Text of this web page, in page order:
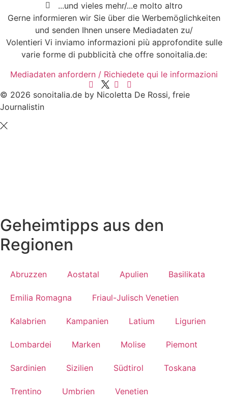
...und vieles mehr/...e molto altro
Gerne informieren wir Sie über die Werbemöglichkeiten
und senden Ihnen unsere Mediadaten zu/
Volentieri Vi inviamo informazioni più approfondite sulle
varie forme di pubblicità che offre sonoitalia.de:
Mediadaten anfordern / Richiedete qui le informazioni
© 2026 sonoitalia.de by Nicoletta De Rossi, freie
Journalistin
Geheimtipps aus den
Regionen
Abruzzen Aostatal Apulien Basilikata
Emilia Romagna Friaul-Julisch Venetien
Kalabrien Kampanien Latium Ligurien
Lombardei Marken Molise Piemont
Sardinien Sizilien Südtirol Toskana
Trentino Umbrien Venetien